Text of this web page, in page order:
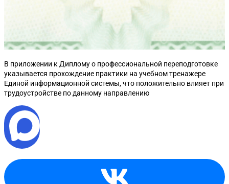
В приложении к Диплому о профессиональной переподготовке
указывается прохождение практики на учебном тренажере
Единой информационной системы, что положительно влияет при
трудоустройстве по данному направлению